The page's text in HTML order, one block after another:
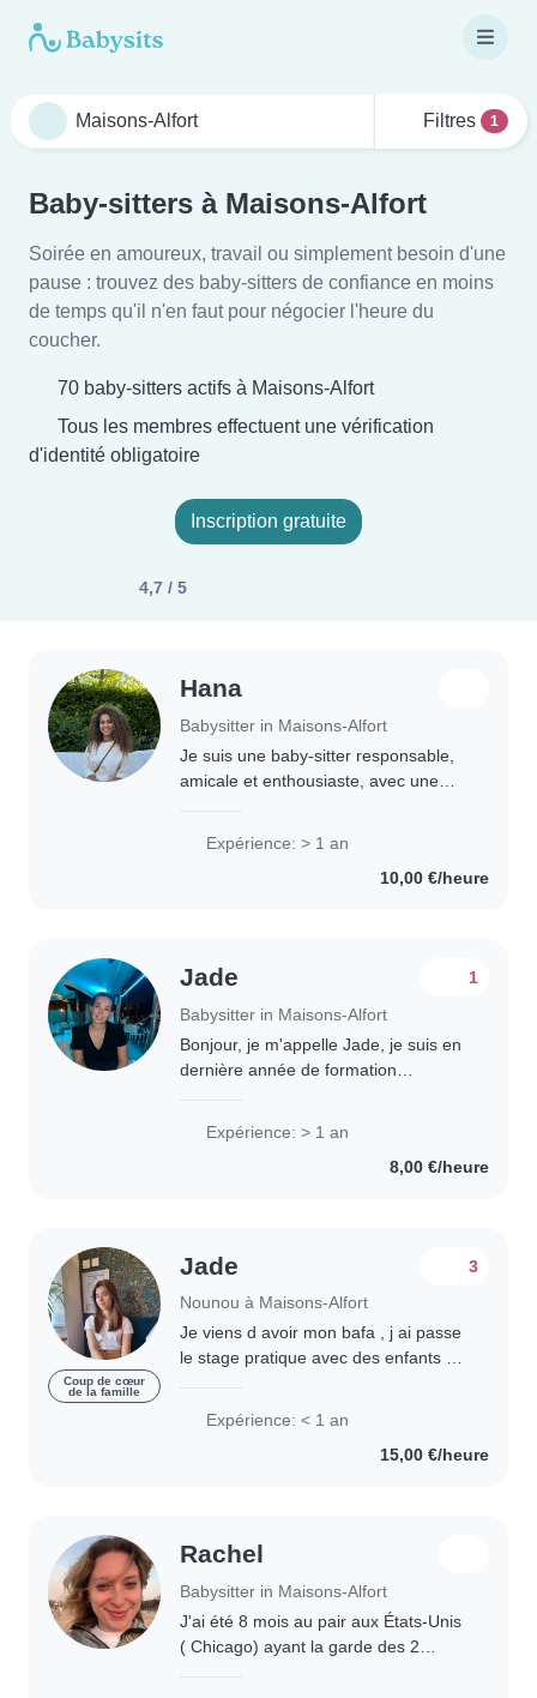
Filtres 1
Baby-sitters à Maisons-Alfort
Soirée en amoureux, travail ou simplement besoin d'une
pause : trouvez des baby-sitters de confiance en moins
de temps qu'il n'en faut pour négocier l'heure du
coucher.
70 baby-sitters actifs à Maisons-Alfort
Tous les membres effectuent une vérification
d'identité obligatoire
Inscription gratuite
4,7 / 5
Hana
Babysitter in Maisons-Alfort
Je suis une baby-sitter responsable,
amicale et enthousiaste, avec une
enfants d'âge préscolaire, scolaire et
Expérience: > 1 an
10,00 €/heure
Jade
Babysitter in Maisons-Alfort
1
Bonjour, je m'appelle Jade, je suis en
dernière année de formation
dans les centres de loisirs pendant..
Expérience: > 1 an
8,00 €/heure
Coup de cœur
de la famille
Jade
Nounou à Maisons-Alfort
3
Je viens d avoir mon bafa , j ai passe
le stage pratique avec des enfants de
enfants de maternelles , primaire et..
Expérience: < 1 an
15,00 €/heure
Rachel
Babysitter in Maisons-Alfort
J'ai été 8 mois au pair aux États-Unis
( Chicago) ayant la garde des 2